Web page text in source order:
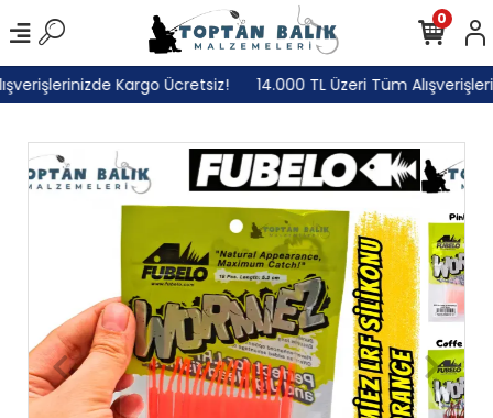
Kargo Ücretsiz! 14.000 TL Üzeri Tüm
0